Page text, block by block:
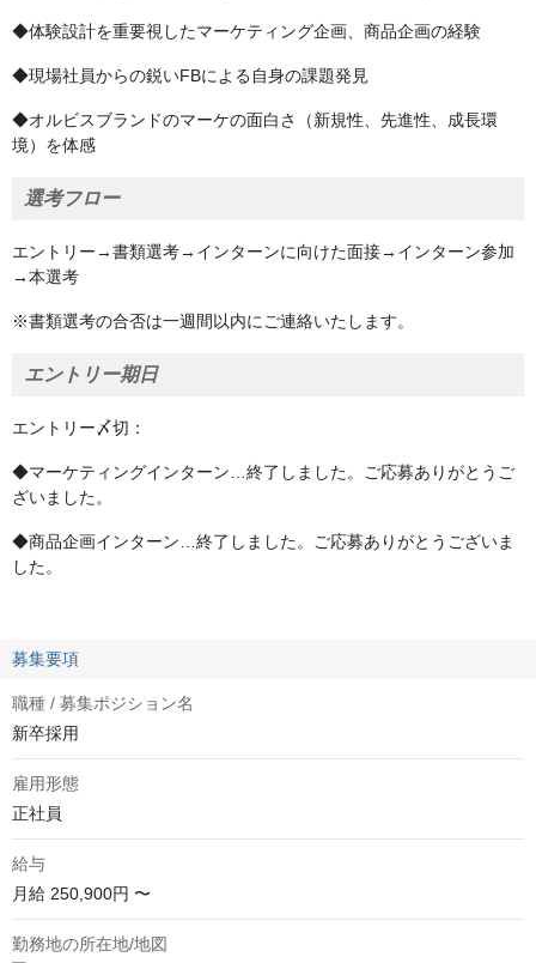
◆体験設計を重要視したマーケティング企画、商品企画の経験
◆現場社員からの鋭いFBによる自身の課題発見
◆オルビスブランドのマーケの面白さ（新規性、先進性、成長環
境）を体感
選考フロー
エントリー→書類選考→インターンに向けた面接→インターン参加
→本選考
※書類選考の合否は一週間以内にご連絡いたします。
エントリー期日
エントリー〆切：
◆マーケティングインターン…終了しました。ご応募ありがとうご
ざいました。
◆商品企画インターン…終了しました。ご応募ありがとうございま
した。
募集要項
職種 / 募集ポジション名
新卒採用
雇用形態
正社員
給与
月給 250,900円 〜
勤務地の所在地/地図